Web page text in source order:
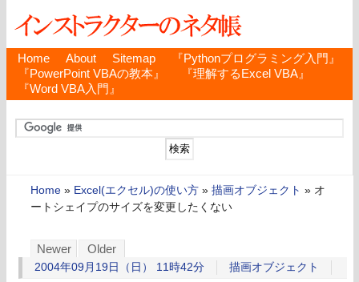
Home About Sitemap
『Pythonプログラミング入門』
『PowerPoint VBAの教本』
『理解するExcel VBA』
『Word VBA入門』
Home » Excel(エクセル)の使い方 » 描画オブジェクト » オ
ートシェイプのサイズを変更したくない
Newer Older
2004年09月19日（日） 11時42分 描画オブジェクト